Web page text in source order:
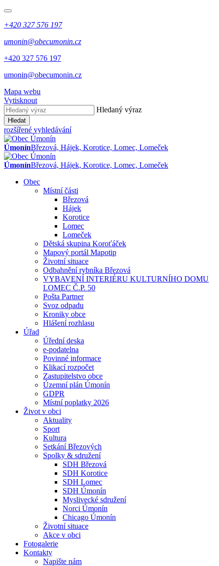
+420 327 576 197
umonin@obecumonin.cz
+420 327 576 197
umonin@obecumonin.cz
Mapa webu
Vytisknout
Hledaný výraz
Hledat
rozšířené vyhledávání
ÚmonínBřezová, Hájek, Korotice, Lomec, Lomeček
ÚmonínBřezová, Hájek, Korotice, Lomec, Lomeček
Obec
Místní části
Březová
Hájek
Korotice
Lomec
Lomeček
Dětská skupina Koroťáček
Mapový portál Mapotip
Životní situace
Odbahnění rybníka Březová
VYBAVENÍ INTERIÉRU KULTURNÍHO DOMU
LOMEC Č.P. 50
Pošta Partner
Svoz odpadu
Kroniky obce
Hlášení rozhlasu
Úřad
Úřední deska
e-podatelna
Povinné informace
Klikací rozpočet
Zastupitelstvo obce
Územní plán Úmonín
GDPR
Místní poplatky 2026
Život v obci
Aktuality
Sport
Kultura
Setkání Březových
Spolky & sdružení
SDH Březová
SDH Korotice
SDH Lomec
SDH Úmonín
Myslivecké sdružení
Norci Úmonín
Chicago Úmonín
Životní situace
Akce v obci
Fotogalerie
Kontakty
Napište nám